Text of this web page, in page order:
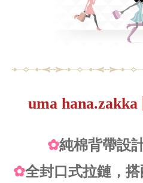
uma
✿純棉背帶設
✿全封口式拉鏈，搭